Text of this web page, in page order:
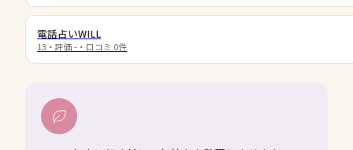
電話占いWILL
13 ・評価 - ・口コミ 0件